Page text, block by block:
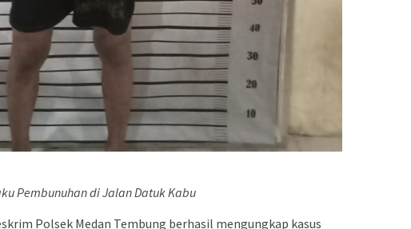
Pembunuhan di Jalan Datuk Kabu
Polsek Medan Tembung berhasil mengungkap kasus